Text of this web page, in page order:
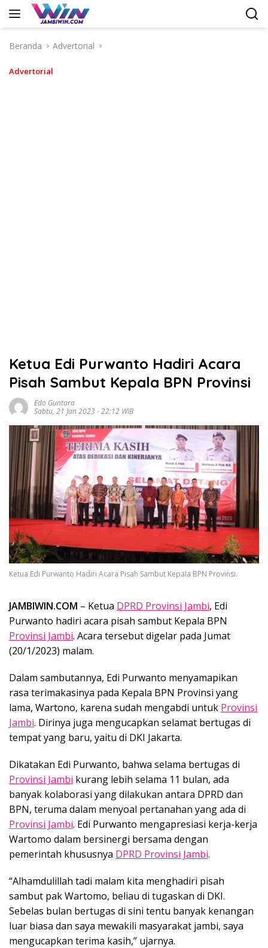
Langsung
Beranda
Advertorial
Advertorial
Ketua Edi Purwanto Hadiri Acara
Pisah Sambut Kepala BPN Provinsi
Edo Guntara
Sabtu, 21 Jan 2023 - 22:12 WIB
Ketua Edi Purwanto Hadiri Acara Pisah Sambut Kepala BPN Provinsi.
JAMBIWIN.COM – Ketua DPRD Provinsi Jambi, Edi
Purwanto hadiri acara pisah sambut Kepala BPN
Provinsi Jambi. Acara tersebut digelar pada Jumat
(20/1/2023) malam.
Dalam sambutannya, Edi Purwanto menyamapikan
rasa terimakasinya pada Kepala BPN Provinsi yang
lama, Wartono, karena sudah mengabdi untuk Provinsi
Jambi. Dirinya juga mengucapkan selamat bertugas di
tempat yang baru, yaitu di DKI Jakarta.
Dikatakan Edi Purwanto, bahwa selama bertugas di
Provinsi Jambi kurang lebih selama 11 bulan, ada
banyak kolaborasi yang dilakukan antara DPRD dan
BPN, teruma dalam menyoal pertanahan yang ada di
Provinsi Jambi. Edi Purwanto mengapresiasi kerja-kerja
Wartomo dalam bersinergi bersama dengan
pemerintah khususnya DPRD Provinsi Jambi.
“Alhamdulillah tadi malam kita menghadiri pisah
sambut pak Wartomo, beliau di tugaskan di DKI.
Sebelas bulan bertugas di sini tentu banyak kenangan
luar biasa dan saya mewakili masyarakat jambi, saya
mengucapkan terima kasih,” ujarnya.